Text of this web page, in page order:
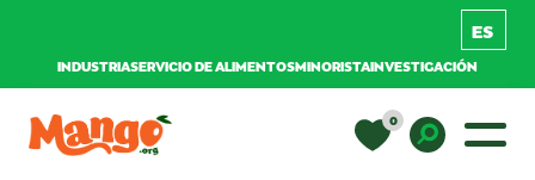
INDUSTRIASERVICIO DE ALIMENTOSMINORISTAINVESTIGACIÓN
Navegación principal
0